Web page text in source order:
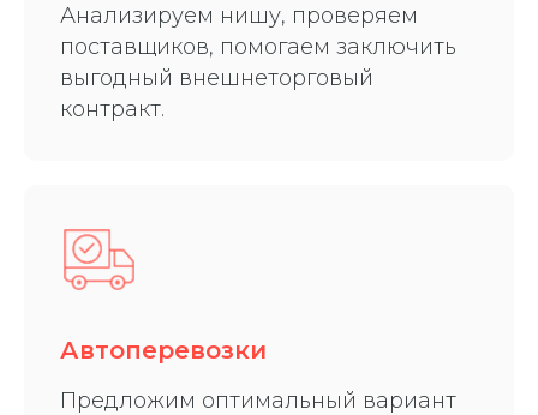
Анализируем нишу, проверяем
поставщиков, помогаем заключить
выгодный внешнеторговый
контракт.
Автоперевозки
Предложим оптимальный вариант